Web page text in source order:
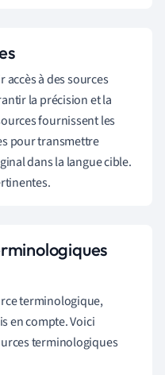
à des sources
la précision et la
fournissent les
pour transmettre
dans la langue cible.
terminologique,
en compte. Voici
terminologiques